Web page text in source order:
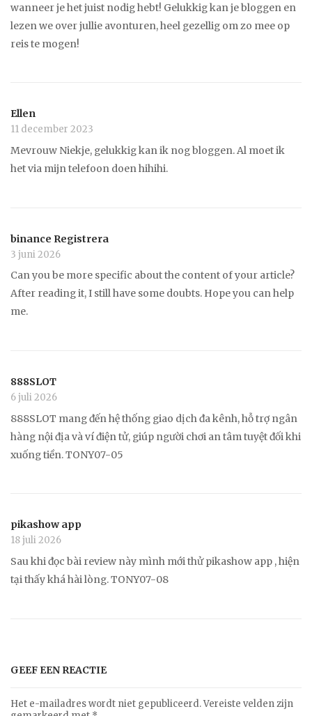
wanneer je het juist nodig hebt! Gelukkig kan je bloggen en
lezen we over jullie avonturen, heel gezellig om zo mee op
reis te mogen!
Ellen
11 december 2023
Mevrouw Niekje, gelukkig kan ik nog bloggen. Al moet ik
het via mijn telefoon doen hihihi.
binance Registrera
3 juni 2026
Can you be more specific about the content of your article?
After reading it, I still have some doubts. Hope you can help
me.
888SLOT
6 juli 2026
888SLOT mang đến hệ thống giao dịch đa kênh, hỗ trợ ngân
hàng nội địa và ví điện tử, giúp người chơi an tâm tuyệt đối khi
xuống tiền. TONY07-05
pikashow app
18 juli 2026
Sau khi đọc bài review này mình mới thử pikashow app , hiện
tại thấy khá hài lòng. TONY07-08
GEEF EEN REACTIE
Het e-mailadres wordt niet gepubliceerd.Vereiste velden zijn